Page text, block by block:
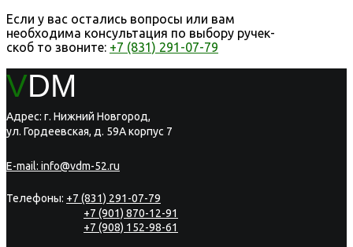
Если у вас остались вопросы или вам
необходима консультация по выбору ручек-
скоб то звоните: +7 (831) 291-07-79
VDM
Адрес: г. Нижний Новгород,
ул. Гордеевская, д. 59А корпус 7
E-mail: info@vdm-52.ru
Телефоны: +7 (831) 291-07-79
+7 (901) 870-12-91
+7 (908) 152-98-61